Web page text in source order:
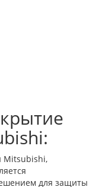
Mitsubishi,
для защиты